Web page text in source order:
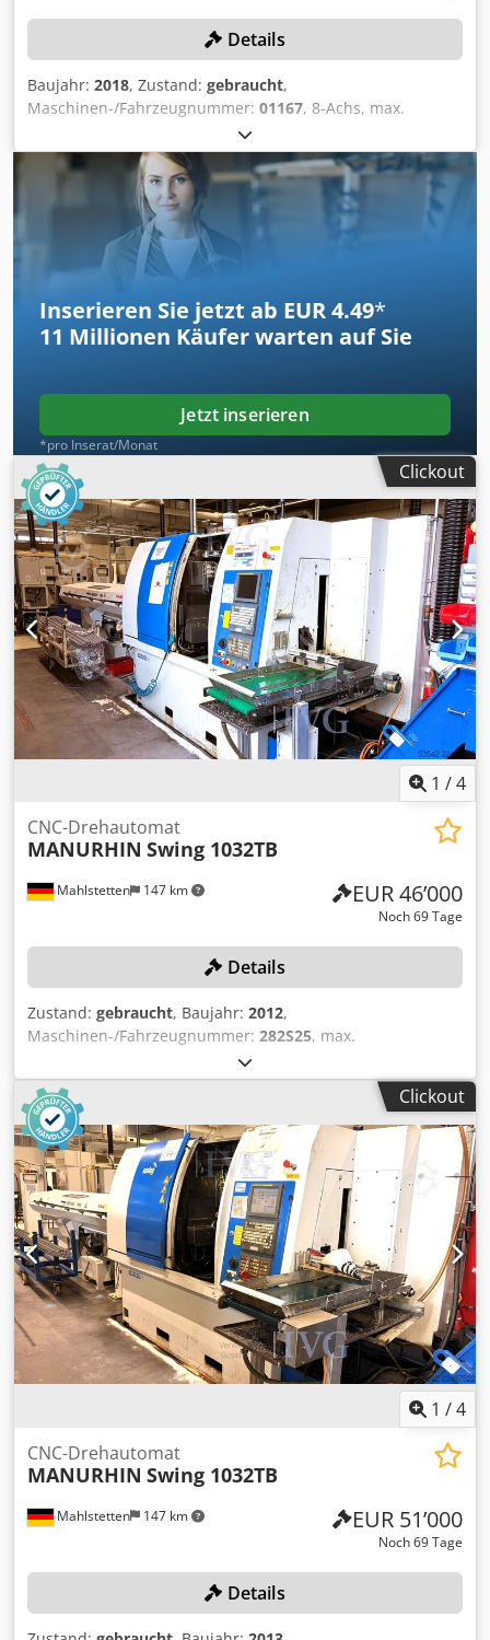
Details
Baujahr: 2018, Zustand: gebraucht,
Maschinen-/Fahrzeugnummer: 01167, 8-Achs, max.
Bearbeitungsdurchmesser: 42 mm, max. Drehlänge: 300
mm, mit Steuerung FANUC Series 32i-Model B,
Förderband, Späneförderer, linksseitiger Stangenlader
BARLOAD Vito, Baujahr: 2018, Serien-Nr.: 22181650, Filter-
und Kühleinheit, ohne Werkezeuge Cedpfx Alszqy Ugoyjha
Inserieren Sie jetzt ab EUR 4.49*
11 Millionen Käufer warten auf Sie
Jetzt inserieren
*pro Inserat/Monat
Clickout
1 /4
Mahlstetten 147 km
CNC-Drehautomat
MANURHIN Swing 1032TB
EUR 46’000
Noch 69 Tage
Details
Zustand: gebraucht, Baujahr: 2012,
Maschinen-/Fahrzeugnummer: 282S25, max.
Stangendurchmesser: 32 mm, max. Bearbeitungslänge:
250 mm, Steuerung FANUC Series 160i-TB, Förderband
ERUTE, linksseitiges Stangenlademagazin FMB Turbo 3-36,
Seriennummer: 52-261754/966566, Filtereinheit,
Hochdruckanlage MÜLLER combiloop CL3, mit
Späneförderer, ohne Werkzeuge Cedpozqy Tiefx Alyeha
Clickout
1 /4
Mahlstetten 147 km
CNC-Drehautomat
MANURHIN Swing 1032TB
EUR 51’000
Noch 69 Tage
Details